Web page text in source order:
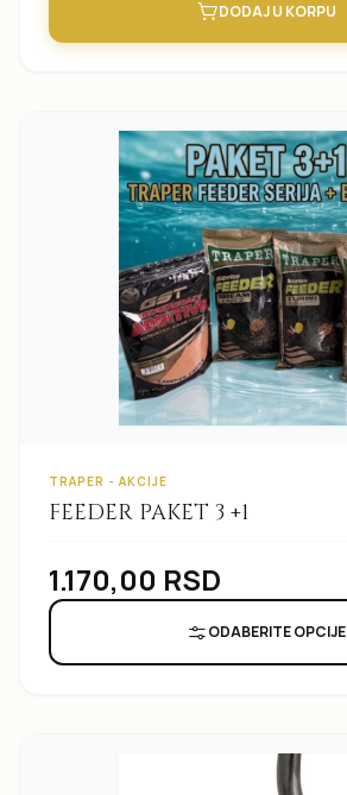
DODAJ U KORPU
TRAPER - AKCIJE
FEEDER PAKET 3 +1
1.170,00 RSD
ODABERITE OPCIJE